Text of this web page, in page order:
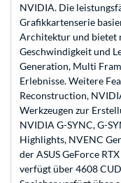
NVIDIA. Die
Grafikkartenserie
Architektur und bietet
Geschwindigkeit und
Generation, Multi
Erlebnisse. Weitere
Reconstruction,
Werkzeugen zur
NVIDIA G-SYNC, G-
Highlights, NVENC
der ASUS GeForce
verfügt über 4608